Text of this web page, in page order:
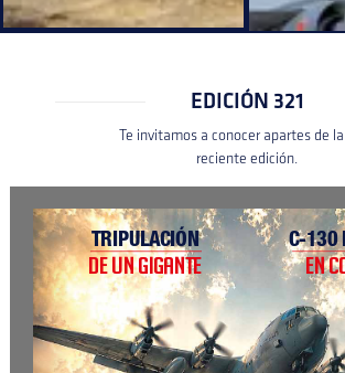
EDICIÓN 321
Te invitamos a conocer apartes de
reciente edición.